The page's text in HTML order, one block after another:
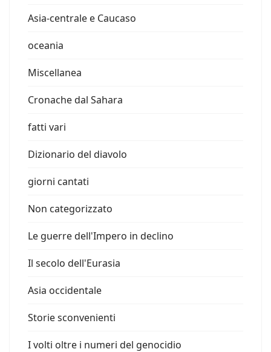
Asia-centrale e Caucaso
oceania
Miscellanea
Cronache dal Sahara
fatti vari
Dizionario del diavolo
giorni cantati
Non categorizzato
Le guerre dell'Impero in declino
Il secolo dell'Eurasia
Asia occidentale
Storie sconvenienti
I volti oltre i numeri del genocidio